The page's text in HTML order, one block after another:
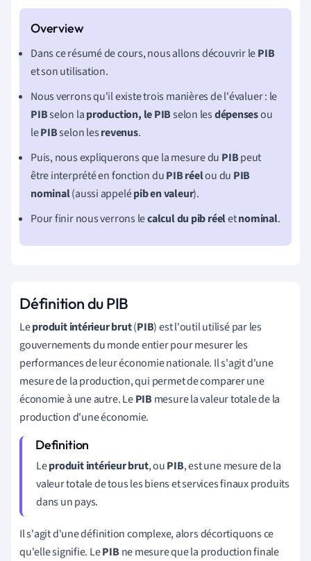
Dans ce résumé de cours, nous allons découvrir lePIB
et son utilisation.
Nous verrons qu'il existe trois manières de l'évaluer : le
PIBselon laproduction, le PIBselon lesdépensesou
lePIBselon lesrevenus.
Puis, nous expliquerons que la mesure du PIBpeut
être interprété en fonction duPIB réelou du PIB
nominal(aussi appelépiben valeur).
Pour finir nous verrons lecalcul du pib réeletnominal.
Définition du PIB
Leproduit intérieur brut(PIB) est l'outil utilisé par les
gouvernements du monde entier pour mesurer les
performances de leur économie nationale. Il s'agit d'une
mesure de la production, qui permet de comparer une
économie à une autre. LePIB mesure la valeur totale de la
production d'une économie.
Leproduit intérieur brut, ouPIB, est une mesure de la
valeur totale de tous les biens et services finaux produits
dans un pays.
Il s'agit d'une définition complexe, alors décortiquons ce
qu'elle signifie. LePIB ne mesure que la production finale